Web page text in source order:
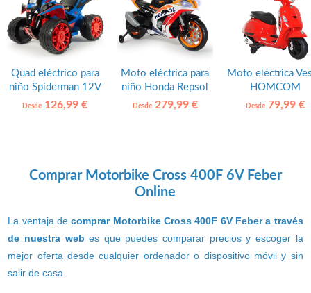
Quad eléctrico para
niño Spiderman 12V
Injusa
Desde 126,99 €
Moto eléctrica para
niño Honda Repsol
12V Injusa
Desde279,99 €
Moto eléctrica
HOMCOM
Desde79,99 €
Comprar Motorbike Cross 400F 6V Feber
Online
La ventaja decomprar Motorbike Cross 400F 6V Feber a través
de nuestra web es que puedes comparar precios y escoger la
mejor oferta desde cualquier ordenador o dispositivo móvil y sin
salir de casa.